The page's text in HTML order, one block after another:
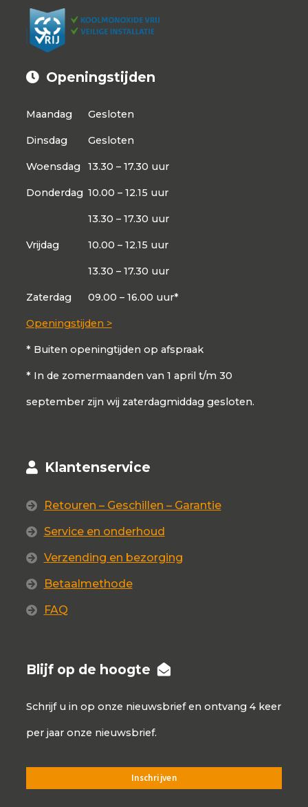
Openingstijden
Maandag Gesloten
Dinsdag Gesloten
Woensdag 13.30 – 17.30 uur
Donderdag 10.00 – 12.15 uur
13.30 – 17.30 uur
Vrijdag 10.00 – 12.15 uur
13.30 – 17.30 uur
Zaterdag 09.00 – 16.00 uur*
Openingstijden >
* Buiten openingtijden op afspraak
* In de zomermaanden van 1 april t/m 30
september zijn wij zaterdagmiddag gesloten.
Klantenservice
Retouren – Geschillen – Garantie
Service en onderhoud
Verzending en bezorging
Betaalmethode
FAQ
Blijf op de hoogte
Schrijf u in op onze nieuwsbrief en ontvang 4 keer
per jaar onze nieuwsbrief.